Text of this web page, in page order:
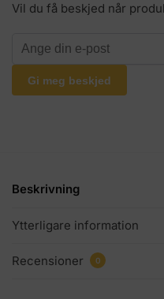
Vil du få beskjed når
Gi meg beskjed
Beskrivning
Ytterligare information
Recensioner 0